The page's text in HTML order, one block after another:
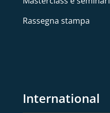
Rassegna stampa
International